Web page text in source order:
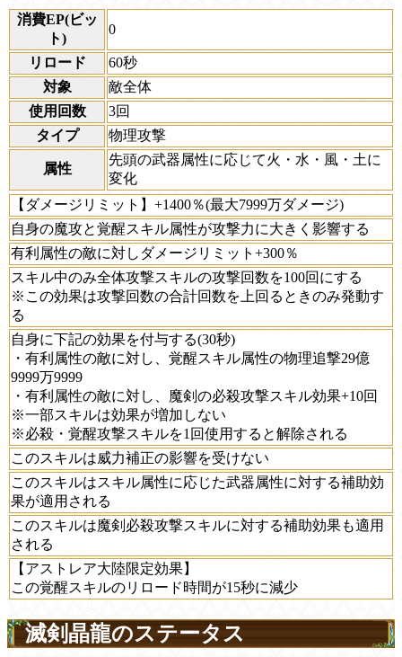
消費EP(ビッ
ト)
0
リロード
60秒
対象
敵全体
使用回数
3回
タイプ
物理攻撃
属性
先頭の武器属性に応じて火・水・風・土に
変化
【ダメージリミット】+1400％(最大7999万ダメージ)
自身の魔攻と覚醒スキル属性が攻撃力に大きく影響する
有利属性の敵に対しダメージリミット+300％
スキル中のみ全体攻撃スキルの攻撃回数を100回にする
※この効果は攻撃回数の合計回数を上回るときのみ発動す
る
自身に下記の効果を付与する(30秒)
・有利属性の敵に対し、覚醒スキル属性の物理追撃29億
9999万9999
・有利属性の敵に対し、魔剣の必殺攻撃スキル効果+10回
※一部スキルは効果が増加しない
※必殺・覚醒攻撃スキルを1回使用すると解除される
このスキルは威力補正の影響を受けない
このスキルはスキル属性に応じた武器属性に対する補助効
果が適用される
このスキルは魔剣必殺攻撃スキルに対する補助効果も適用
される
【アストレア大陸限定効果】
この覚醒スキルのリロード時間が15秒に減少
滅剣晶龍のステータス